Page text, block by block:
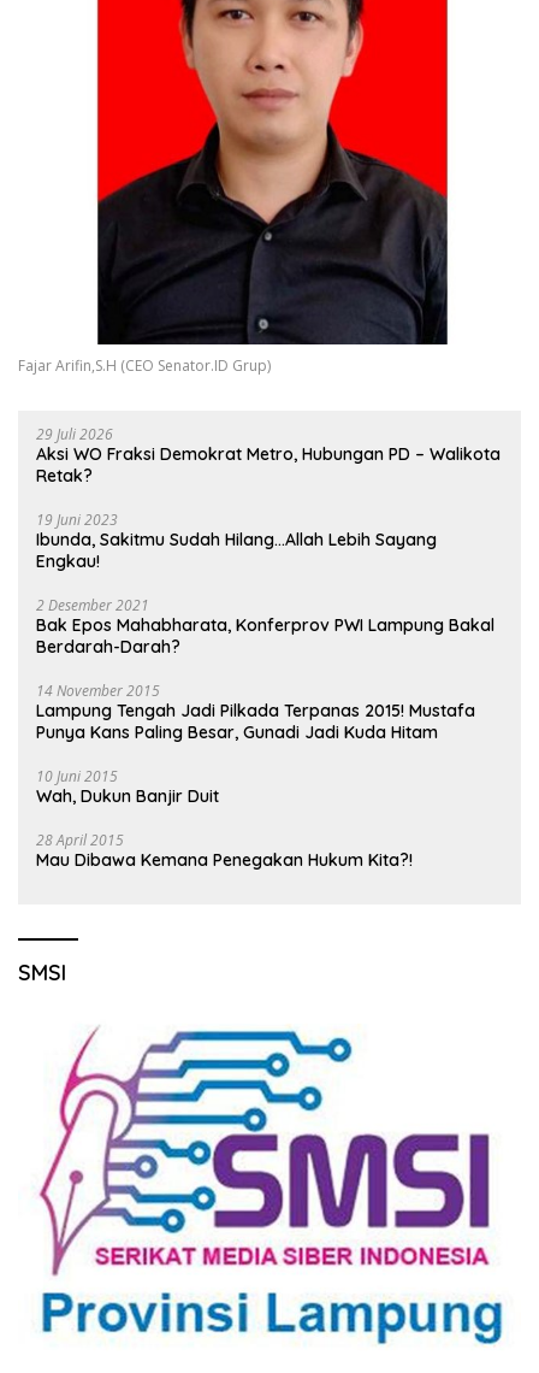
Fajar Arifin,S.H (CEO Senator.ID Grup)
29 Juli 2026
Aksi WO Fraksi Demokrat Metro, Hubungan PD – Walikota
Retak?
19 Juni 2023
Ibunda, Sakitmu Sudah Hilang…Allah Lebih Sayang
Engkau!
2 Desember 2021
Bak Epos Mahabharata, Konferprov PWI Lampung Bakal
Berdarah-Darah?
14 November 2015
Lampung Tengah Jadi Pilkada Terpanas 2015! Mustafa
Punya Kans Paling Besar, Gunadi Jadi Kuda Hitam
10 Juni 2015
Wah, Dukun Banjir Duit
28 April 2015
Mau Dibawa Kemana Penegakan Hukum Kita?!
SMSI